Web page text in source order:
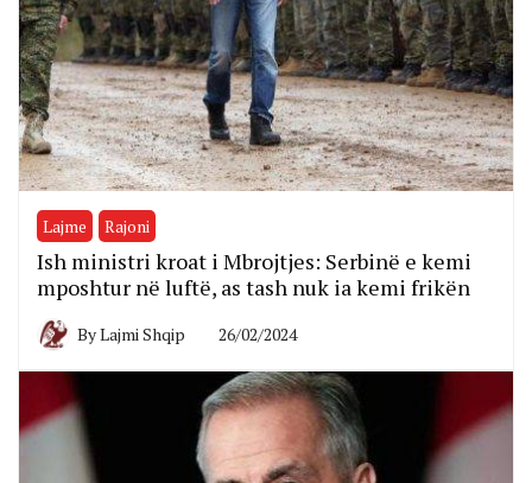
Lajme Rajoni
Ish ministri kroat i Mbrojtjes: Serbinë e kemi
mposhtur në luftë, as tash nuk ia kemi frikën
ByLajmi Shqip 26/02/2024